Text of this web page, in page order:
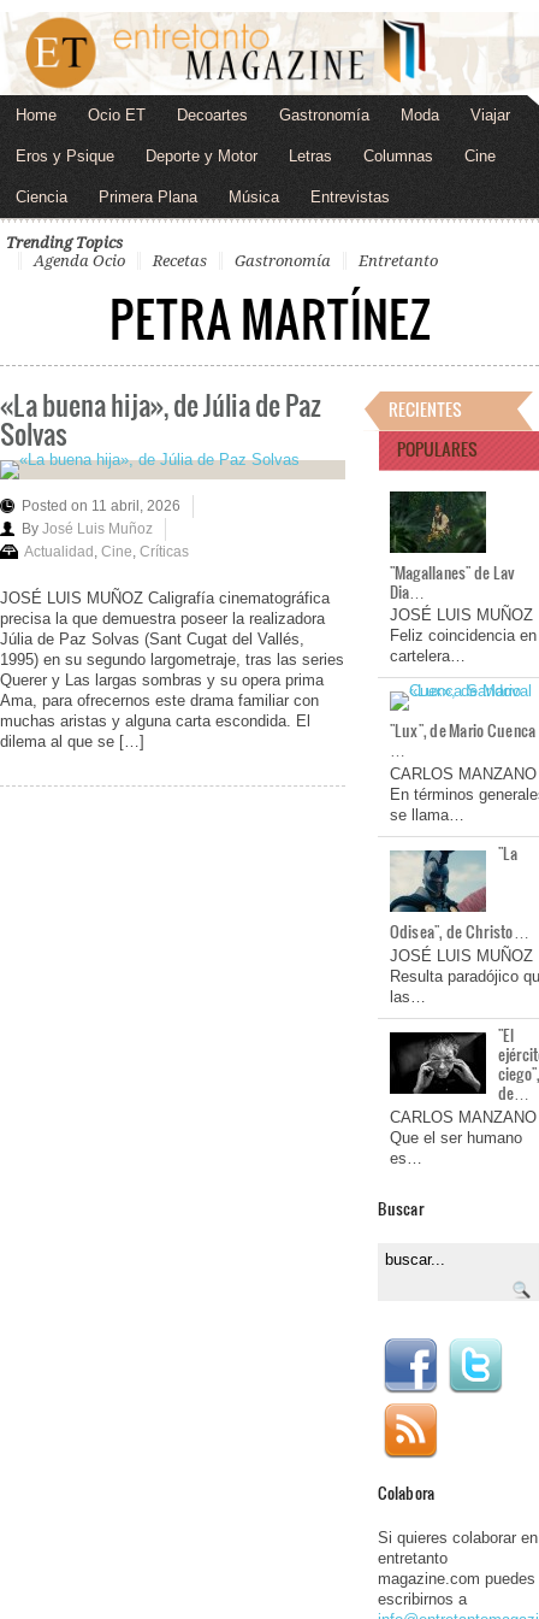
Home Ocio ET Decoartes Gastronomía Moda Viajar
Eros y Psique Deporte y Motor Letras Columnas Cine
Ciencia Primera Plana Música Entrevistas
Trending Topics
Agenda Ocio
Recetas Gastronomía Entretanto
PETRA MARTÍNEZ
«La buena hija», de Júlia de Paz
Solvas
Posted on 11 abril, 2026
By José Luis Muñoz
Actualidad Cine Críticas
JOSÉ LUIS MUÑOZ Caligrafía cinematográfica
precisa la que demuestra poseer la realizadora
Júlia de Paz Solvas (Sant Cugat del Vallés,
1995) en su segundo largometraje, tras las series
Querer y Las largas sombras y su opera prima
Ama, para ofrecernos este drama familiar con
muchas aristas y alguna carta escondida. El
dilema al que se […]
RECIENTES
POPULARES
"Magallanes" de Lav
Dia…
JOSÉ LUIS MUÑOZ
Feliz coincidencia en
cartelera…
"Lux", de Mario Cuenca
…
CARLOS MANZANO
En términos
se llama…
"La
Odisea", de Christo…
JOSÉ LUIS MUÑOZ
Resulta paradójico
las…
"El
de…
CARLOS MANZANO
Que el ser humano
es…
Buscar
Colabora
Si quieres colaborar en
entretanto
magazine.com puedes
escribirnos a